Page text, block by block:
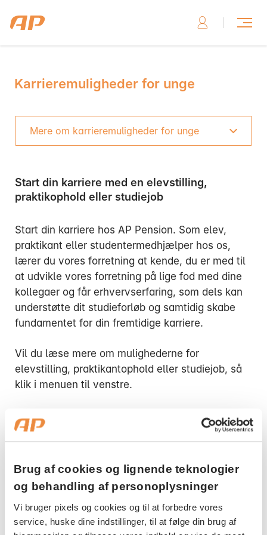
Brug af cookies og lignende teknologier
og behandling af personoplysninger
Vi bruger pixels og cookies og til at forbedre vores
service, huske dine indstillinger, til at følge din brug af
Karrieremuligheder for unge
Mere om karrieremuligheder for unge
Start din karriere med en elevstilling,
praktikophold eller studiejob
Start din karriere hos AP Pension. Som elev,
praktikant eller studentermedhjælper hos os,
lærer du vores forretning at kende, du er med til
at udvikle vores forretning på lige fod med dine
kollegaer og får erhvervserfaring, som dels kan
understøtte dit studieforløb og samtidig skabe
fundamentet for din fremtidige karriere.
Vil du læse mere om mulighederne for
elevstilling, praktikantophold eller studiejob, så
klik i menuen til venstre.
hjælp
Har du spørgsmål til elev- eller studiestillinger
en e-mail til os.
Skriv til os, hvis du har brug for hjælp
Skriv til os her
Ring til os, hvis du har brug for hjælp
Mandag:
Tirsdag:
Onsdag: